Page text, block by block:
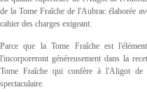
de la Tome Fraîche de l'Aubrac élaborée
cahier des charges exigeant.
Parce que la Tome Fraîche est
l'incorporeront généreusement dans la
Tome Fraîche qui confère à l'Aligot de
spectaculaire.